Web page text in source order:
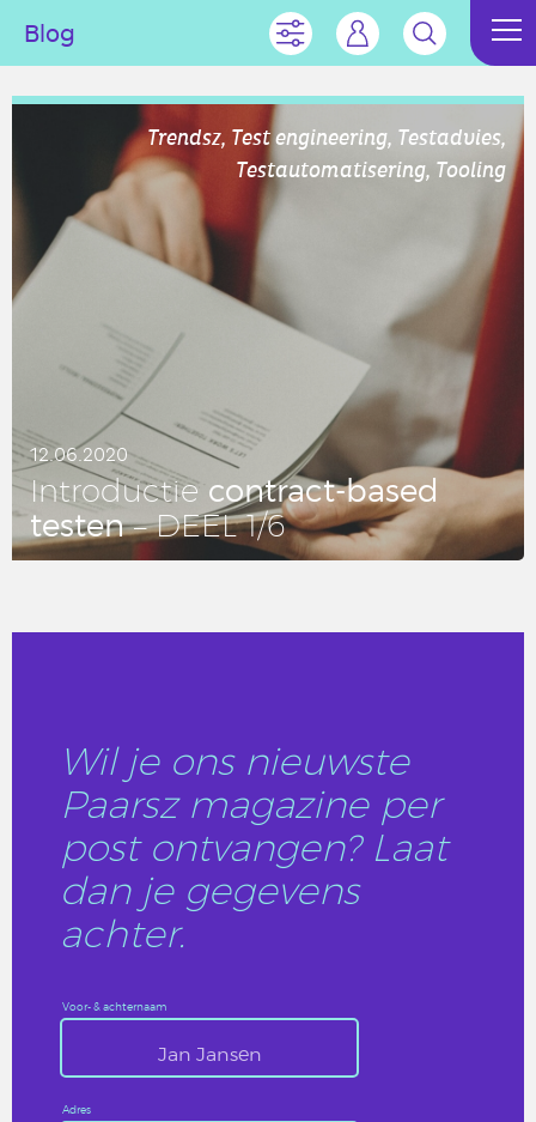
Blog
Trendsz, Test engineering, Testadvies,
Testautomatisering, Tooling
12.06.2020
In­tro­duc­tie con­tract-based
testen– DEEL 1/6
Wil je ons nieuwste
Paarsz magazine per
post ontvangen? Laat
dan je gegevens
achter.
Voor- & achternaam
Adres